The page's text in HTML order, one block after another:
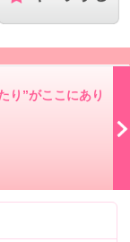
り”がここにあり